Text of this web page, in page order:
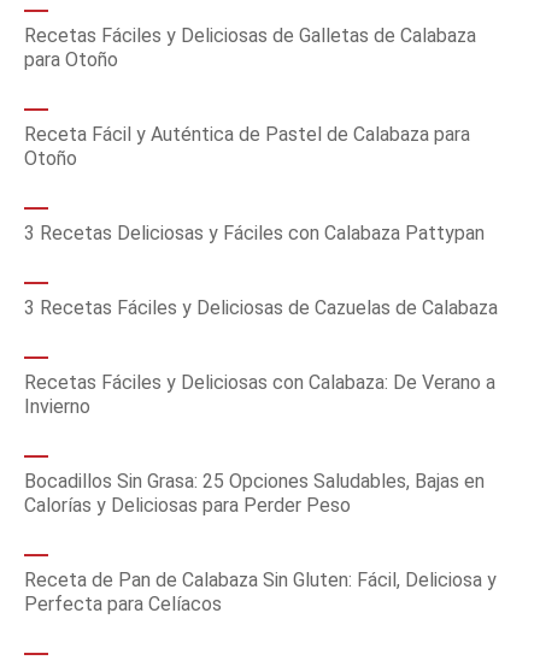
Recetas Fáciles y Deliciosas de Galletas de Calabaza
para Otoño
Receta Fácil y Auténtica de Pastel de Calabaza para
Otoño
3 Recetas Deliciosas y Fáciles con Calabaza Pattypan
3 Recetas Fáciles y Deliciosas de Cazuelas de Calabaza
Recetas Fáciles y Deliciosas con Calabaza: De Verano a
Invierno
Bocadillos Sin Grasa: 25 Opciones Saludables, Bajas en
Calorías y Deliciosas para Perder Peso
Receta de Pan de Calabaza Sin Gluten: Fácil, Deliciosa y
Perfecta para Celíacos